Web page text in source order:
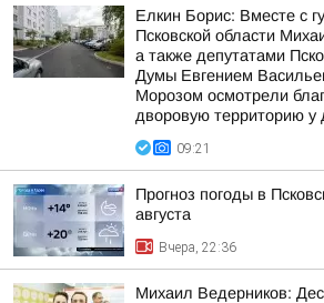
Елкин Борис: Вместе с
Псковской области
а также депутатами
Думы Евгением
Морозом осмотрели
дворовую территорию
09:21
Прогноз погоды в
августа
Вчера, 22:36
Михаил Ведерников: